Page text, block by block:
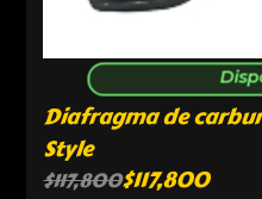
Diafragma de
Style
$117,800$117,800